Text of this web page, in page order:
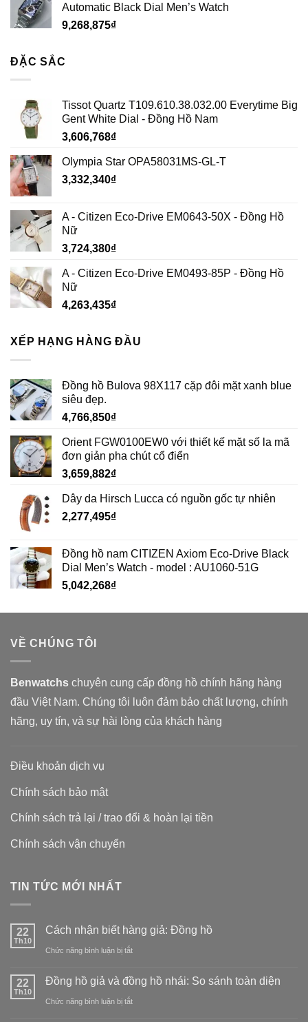
Automatic Black Dial Men’s Watch
9,268,875₫
ĐẶC SẮC
Tissot Quartz T109.610.38.032.00 Everytime Big
Gent White Dial - Đồng Hồ Nam
3,606,768₫
Olympia Star OPA58031MS-GL-T
3,332,340₫
A - Citizen Eco-Drive EM0643-50X - Đồng Hồ
Nữ
3,724,380₫
A - Citizen Eco-Drive EM0493-85P - Đồng Hồ
Nữ
4,263,435₫
XẾP HẠNG HÀNG ĐẦU
Đồng hồ Bulova 98X117 cặp đôi mặt xanh blue
siêu đẹp.
4,766,850₫
Orient FGW0100EW0 với thiết kế mặt số la mã
đơn giản pha chút cổ điển
3,659,882₫
Dây da Hirsch Lucca có nguồn gốc tự nhiên
2,277,495₫
Đồng hồ nam CITIZEN Axiom Eco-Drive Black
Dial Men’s Watch - model : AU1060-51G
5,042,268₫
VỀ CHÚNG TÔI
Benwatchs chuyên cung cấp đồng hồ chính hãng hàng
đầu Việt Nam. Chúng tôi luôn đảm bảo chất lượng, chính
hãng, uy tín, và sự hài lòng của khách hàng
Điều khoản dịch vụ
Chính sách bảo mật
Chính sách trả lại / trao đổi & hoàn lại tiền
Chính sách vận chuyển
TIN TỨC MỚI NHẤT
22
Th10
Cách nhận biết hàng giả: Đồng hồ
Chức năng bình luận bị tắtở
nhận
22
Th10
Đồng hồ giả và đồng hồ nhái: So sánh toàn diện
Chức năng bình luận bị tắtở